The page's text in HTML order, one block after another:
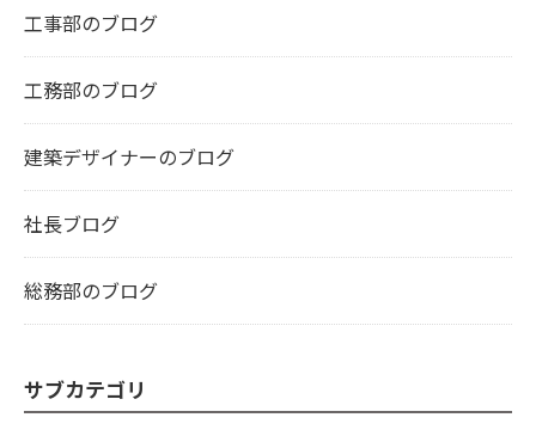
工事部のブログ
工務部のブログ
建築デザイナーのブログ
社長ブログ
総務部のブログ
サブカテゴリ